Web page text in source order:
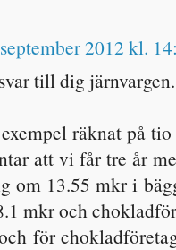
2012 kl.
till dig
räknat på
att vi får tre år
om 13.55 mkr i
mkr och
för